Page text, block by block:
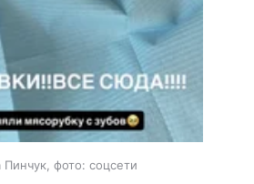
Пинчук, фото: соцсети